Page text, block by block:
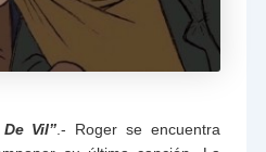
Vil” .- Roger se encuentra